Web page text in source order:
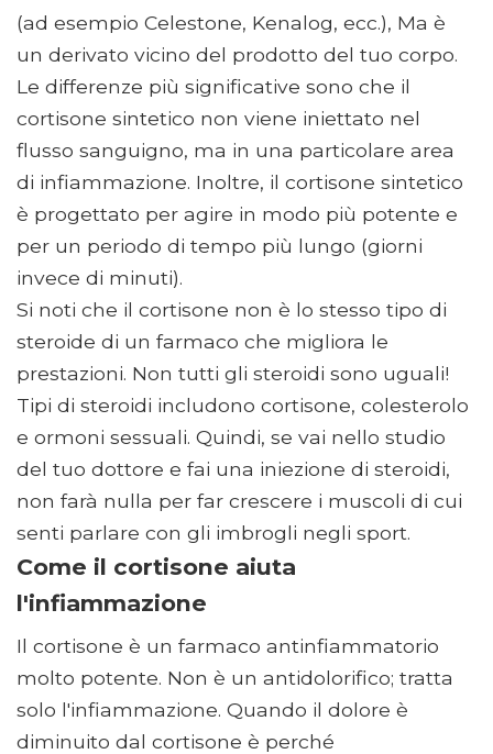
(ad esempio Celestone, Kenalog, ecc.), Ma è
un derivato vicino del prodotto del tuo corpo.
Le differenze più significative sono che il
cortisone sintetico non viene iniettato nel
flusso sanguigno, ma in una particolare area
di infiammazione. Inoltre, il cortisone sintetico
è progettato per agire in modo più potente e
per un periodo di tempo più lungo (giorni
invece di minuti).
Si noti che il cortisone non è lo stesso tipo di
steroide di un farmaco che migliora le
prestazioni. Non tutti gli steroidi sono uguali!
Tipi di steroidi includono cortisone, colesterolo
e ormoni sessuali. Quindi, se vai nello studio
del tuo dottore e fai una iniezione di steroidi,
non farà nulla per far crescere i muscoli di cui
senti parlare con gli imbrogli negli sport.
Come il cortisone aiuta
l'infiammazione
Il cortisone è un farmaco antinfiammatorio
molto potente. Non è un antidolorifico; tratta
solo l'infiammazione. Quando il dolore è
diminuito dal cortisone è perché